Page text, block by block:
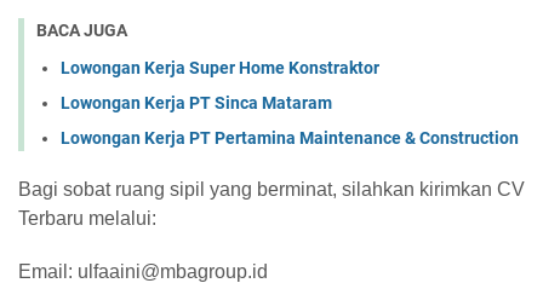
BACA JUGA
Lowongan Kerja Super Home Konstraktor
Lowongan Kerja PT Sinca Mataram
Lowongan Kerja PT Pertamina Maintenance & Construction
Bagi sobat ruang sipil yang berminat, silahkan kirimkan CV
Terbaru melalui:
Email: ulfaaini@mbagroup.id